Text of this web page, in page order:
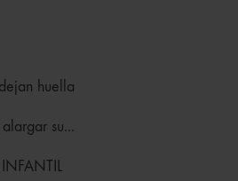
huella
su...